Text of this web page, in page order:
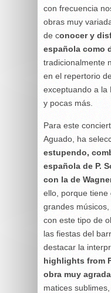
con frecuencia
obras muy
de conocer y
española como
tradicionalmente
en el repertorio
exceptuando a la
y pocas más.
Para este
Aguado, ha
estupendo,
española de P.
con la de
ello, porque tiene
grandes
con este tipo de
las fiestas del
destacar la
highlights from
obra muy
matices